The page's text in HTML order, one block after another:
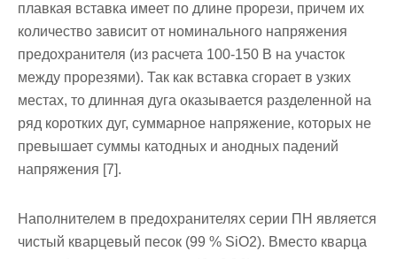
плавкая вставка имеет по длине прорези, причем их
количество зависит от номиналь­ного напряжения
предохранителя (из расчета 100-150 В на участок
между прорезями). Так как вставка сгорает в узких
местах, то длинная дуга оказывается разделенной на
ряд коротких дуг, суммарное на­пряжение, которых не
превышает суммы катодных и анодных паде­ний
напряжения [7].
Наполнителем в предохранителях серии ПН является
чистый кварцевый песок (99 % SiO2). Вместо кварца